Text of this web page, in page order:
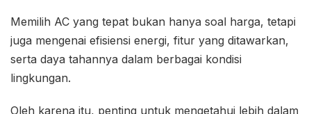
Memilih AC yang tepat bukan hanya soal harga, tetapi
juga mengenai efisiensi energi, fitur yang ditawarkan,
serta daya tahannya dalam berbagai kondisi
lingkungan.
Oleh karena itu, penting untuk mengetahui lebih dalam